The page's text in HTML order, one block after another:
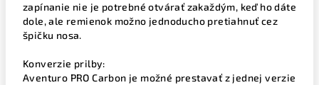
zapínanie nie je potrebné otvárať zakaždým, keď ho dáte
dole, ale remienok možno jednoducho pretiahnuť cez
špičku nosa.
Konverzie prilby:
Aventuro PRO Carbon je možné prestavať z jednej verzie